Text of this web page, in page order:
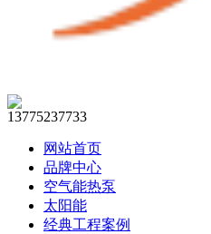
13775237733
网站首页
品牌中心
空气能热泵
太阳能
经典工程案例